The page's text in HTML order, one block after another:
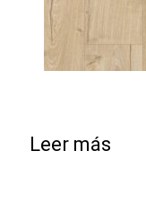
Leer más